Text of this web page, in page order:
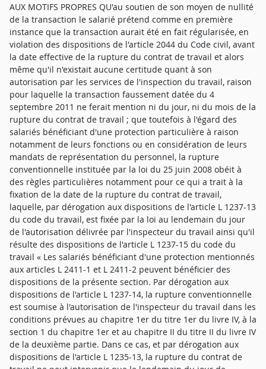
AUX MOTIFS PROPRES QU'au soutien de son moyen de nullité
de la transaction le salarié prétend comme en première
instance que la transaction aurait été en fait régularisée, en
violation des dispositions de l'article 2044 du Code civil, avant
la date effective de la rupture du contrat de travail et alors
même qu'il n'existait aucune certitude quant à son
autorisation par les services de l'inspection du travail, raison
pour laquelle la transaction faussement datée du 4
septembre 2011 ne ferait mention ni du jour, ni du mois de la
rupture du contrat de travail ; que toutefois à l'égard des
salariés bénéficiant d'une protection particulière à raison
notamment de leurs fonctions ou en considération de leurs
mandats de représentation du personnel, la rupture
conventionnelle instituée par la loi du 25 juin 2008 obéit à
des règles particulières notamment pour ce qui a trait à la
fixation de la date de la rupture du contrat de travail,
laquelle, par dérogation aux dispositions de l'article L 1237-13
du code du travail, est fixée par la loi au lendemain du jour
de l'autorisation délivrée par l'inspecteur du travail ainsi qu'il
résulte des dispositions de l'article L 1237-15 du code du
travail « Les salariés bénéficiant d'une protection mentionnés
aux articles L 2411-1 et L 2411-2 peuvent bénéficier des
dispositions de la présente section. Par dérogation aux
dispositions de l'article L 1237-14, la rupture conventionnelle
est soumise à l'autorisation de l'inspecteur du travail dans les
conditions prévues au chapitre 1er du titre 1er du livre IV, à la
section 1 du chapitre 1er et au chapitre II du titre II du livre IV
de la deuxième partie. Dans ce cas, et par dérogation aux
dispositions de l'article L 1235-13, la rupture du contrat de